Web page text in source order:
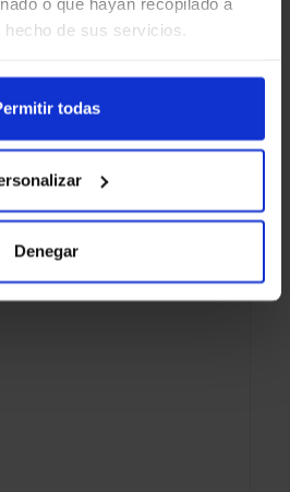
de sus servicios.
todas
Denegar
HD 32″ HDR